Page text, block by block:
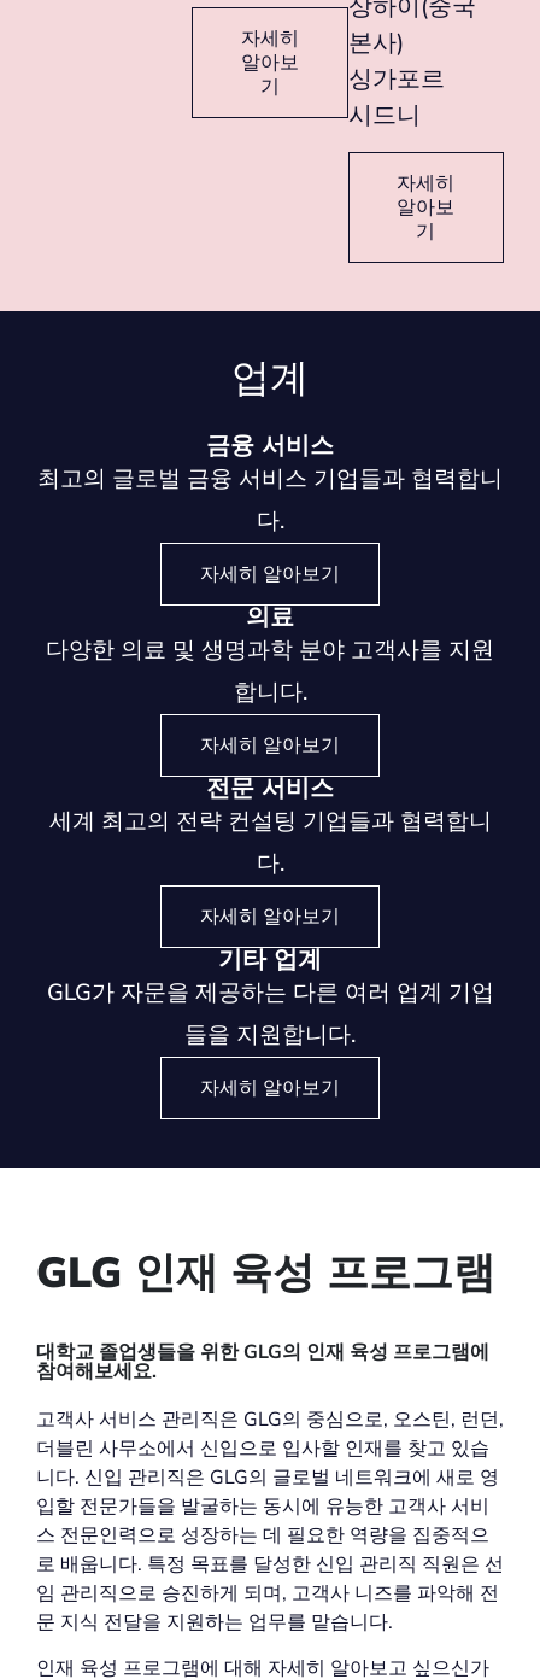
자세히
알아보
기
상하이(중국
본사)
싱가포르
시드니
자세히
알아보
기
업계
금융 서비스
최고의 글로벌 금융 서비스 기업들과 협력합니
다.
자세히 알아보기
의료
다양한 의료 및 생명과학 분야 고객사를 지원
합니다.
자세히 알아보기
전문 서비스
세계 최고의 전략 컨설팅 기업들과 협력합니
다.
자세히 알아보기
기타 업계
GLG가 자문을 제공하는 다른 여러 업계 기업
들을 지원합니다.
자세히 알아보기
GLG 인재 육성 프로그램
대학교 졸업생들을 위한 GLG의 인재 육성 프로그램에
참여해보세요.
고객사 서비스 관리직은 GLG의 중심으로, 오스틴, 런던,
더블린 사무소에서 신입으로 입사할 인재를 찾고 있습
니다. 신입 관리직은 GLG의 글로벌 네트워크에 새로 영
입할 전문가들을 발굴하는 동시에 유능한 고객사 서비
스 전문인력으로 성장하는 데 필요한 역량을 집중적으
로 배웁니다. 특정 목표를 달성한 신입 관리직 직원은 선
임 관리직으로 승진하게 되며, 고객사 니즈를 파악해 전
문 지식 전달을 지원하는 업무를 맡습니다.
인재 육성 프로그램에 대해 자세히 알아보고 싶으신가